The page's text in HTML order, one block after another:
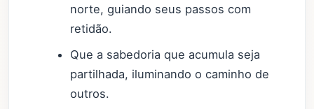
norte, guiando seus passos com
retidão.
Que a sabedoria que acumula seja
partilhada, iluminando o caminho de
outros.